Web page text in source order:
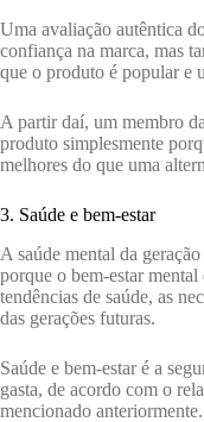
Uma avaliação autêntica
confiança na marca, mas
que o produto é popular e
A partir daí, um membro
produto simplesmente
melhores do que uma
3. Saúde e bem-estar
A saúde mental da
porque o bem-estar
tendências de saúde, as
das gerações futuras.
Saúde e bem-estar é a
gasta, de acordo com o
mencionado anteriormente.